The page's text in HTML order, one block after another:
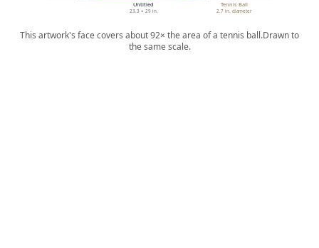
Untitled
23.3 × 29 in.
Tennis Ball
2.7 in. diameter
This artwork's face covers about 92× the area of a tennis ball.Drawn to
the same scale.